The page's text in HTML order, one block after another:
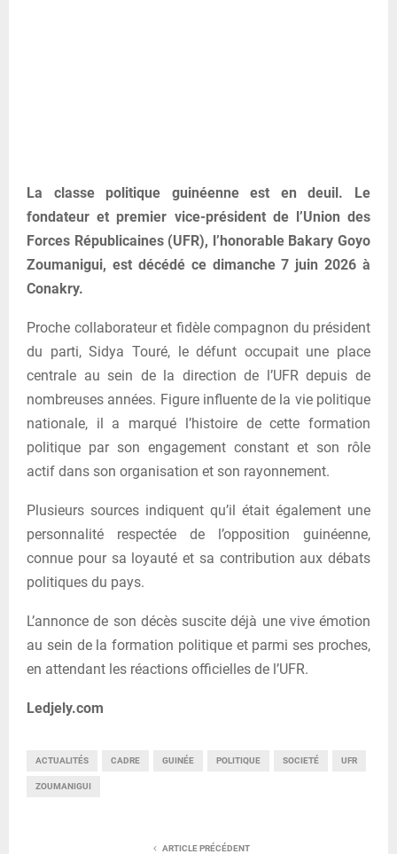
La classe politique guinéenne est en deuil. Le
fondateur et premier vice-président de l’Union des
Forces Républicaines (UFR), l’honorable Bakary Goyo
Zoumanigui, est décédé ce dimanche 7 juin 2026 à
Conakry.
Proche collaborateur et fidèle compagnon du président
du parti, Sidya Touré, le défunt occupait une place
centrale au sein de la direction de l’UFR depuis de
nombreuses années. Figure influente de la vie politique
nationale, il a marqué l’histoire de cette formation
politique par son engagement constant et son rôle
actif dans son organisation et son rayonnement.
Plusieurs sources indiquent qu’il était également une
personnalité respectée de l’opposition guinéenne,
connue pour sa loyauté et sa contribution aux débats
politiques du pays.
L’annonce de son décès suscite déjà une vive émotion
au sein de la formation politique et parmi ses proches,
en attendant les réactions officielles de l’UFR.
Ledjely.com
ACTUALITÉS CADRE GUINÉE POLITIQUE SOCIETÉ UFR
ZOUMANIGUI
ARTICLE PRÉCÉDENT